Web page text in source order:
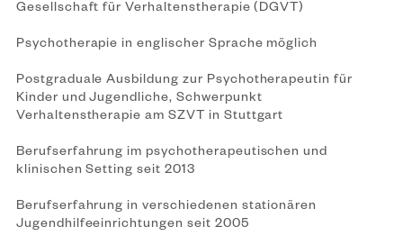
Gesellschaft für Verhaltenstherapie (DGVT)
Psychotherapie in englischer Sprache möglich
Postgraduale Ausbildung zur Psychotherapeutin für
Kinder und Jugendliche, Schwerpunkt
Verhaltenstherapie am SZVT in Stuttgart
Berufserfahrung im psychotherapeutischen und
klinischen Setting seit 2013
Berufserfahrung in verschiedenen stationären
Jugendhilfeeinrichtungen seit 2005